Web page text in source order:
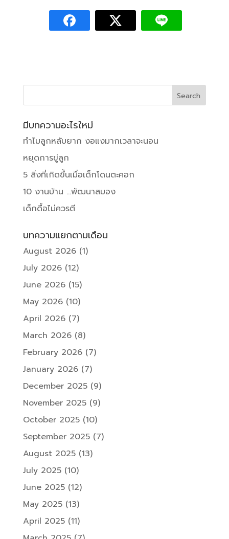
มีบทความอะไรใหม่
ทำไมลูกหลับยาก งอแงมากเวลาจะนอน
หยุดการขู่ลูก
5 สิ่งที่เกิดขึ้นเมื่อเด็กโดนตะคอก
10 งานบ้าน …พัฒนาสมอง
เด็กดื้อไม่ควรตี
บทความแยกตามเดือน
August 2026(1)
July 2026(12)
June 2026(15)
May 2026(10)
April 2026(7)
March 2026(8)
February 2026(7)
January 2026(7)
December 2025(9)
November 2025(9)
October 2025(10)
September 2025(7)
August 2025(13)
July 2025(10)
June 2025(12)
May 2025(13)
April 2025(11)